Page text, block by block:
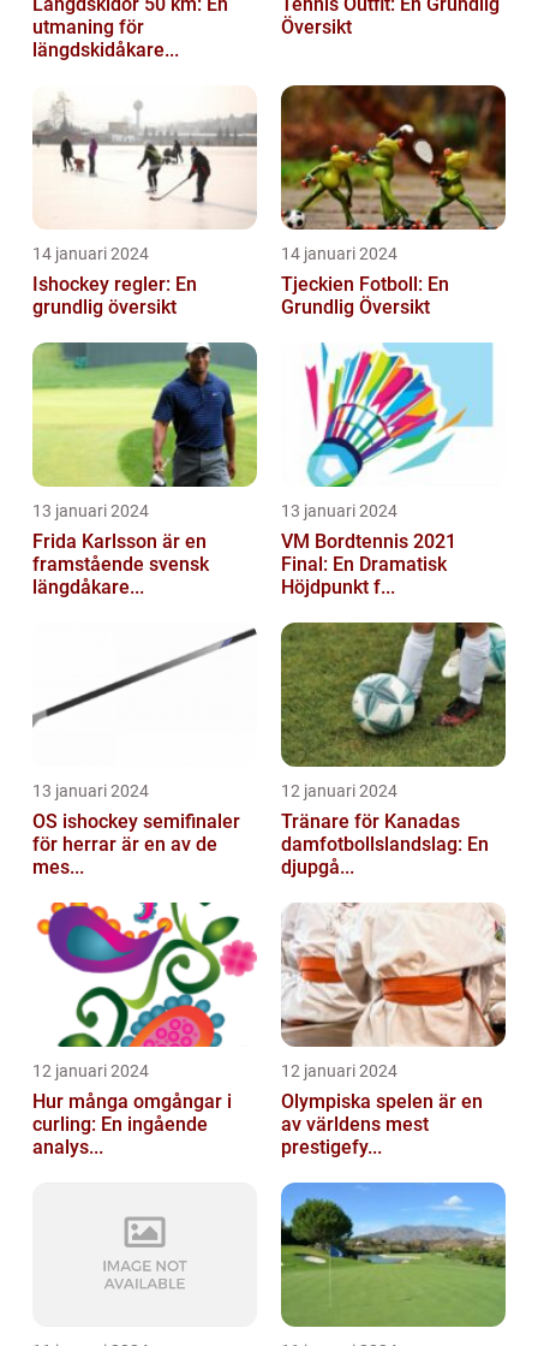
utmaning för
längdskidåkare...
Översikt
14 januari 2024
Ishockey regler: En
grundlig översikt
14 januari 2024
Tjeckien Fotboll: En
Grundlig Översikt
13 januari 2024
Frida Karlsson är en
framstående svensk
längdåkare...
13 januari 2024
VM Bordtennis 2021
Final: En Dramatisk
Höjdpunkt f...
13 januari 2024
OS ishockey semifinaler
för herrar är en av de
mes...
12 januari 2024
Tränare för Kanadas
damfotbollslandslag: En
djupgå...
12 januari 2024
Hur många omgångar i
curling: En ingående
analys...
12 januari 2024
Olympiska spelen är en
av världens mest
prestigefy...